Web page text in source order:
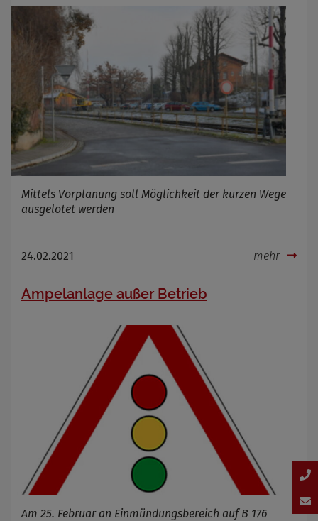
Mittels Vorplanung soll Möglichkeit der kurzen Wege
ausgelotet werden
24.02.2021 mehr
Ampelanlage außer Betrieb
Am 25. Februar an Einmündungsbereich auf B 176